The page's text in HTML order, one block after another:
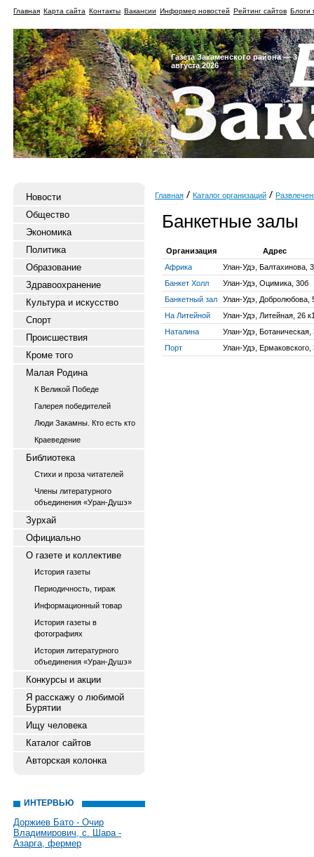
Главная Карта сайта Контакты Вакансии Информер новостей Рейтинг сайтов Блоги
Газета Закаменского района — 3
августа 2026
Новости
Общество
Экономика
Политика
Образование
Здравоохранение
Культура и искусство
Спорт
Происшествия
Кроме того
Малая Родина
К Великой Победе
Галерея победителей
Люди Закамны. Кто есть кто
Краеведение
Библиотека
Стихи и проза читателей
Члены литературного
объединения «Уран-Душэ»
Зурхай
Официально
О газете и коллективе
История газеты
Периодичность, тираж
Информационный товар
История газеты в
фотографиях
История литературного
объединения «Уран-Душэ»
Конкурсы и акции
Я расскажу о любимой
Бурятии
Ищу человека
Каталог сайтов
Авторская колонка
ИНТЕРВЬЮ
Доржиев Бато - Очир
Владимирович, с. Шара -
Азарга, фермер
Главная Каталог организаций
Банкетные залы
Организация
Адрес
Африка
Улан-Удэ, Балтахинова,
Банкет Холл
Улан-Удэ, Оцимика, 30б
Банкетный зал
Улан-Удэ, Добролюбова,
На Литейной
Улан-Удэ, Литейная, 26
Наталина
Улан-Удэ, Ботаническая,
Порт
Улан-Удэ, Ермаковского,